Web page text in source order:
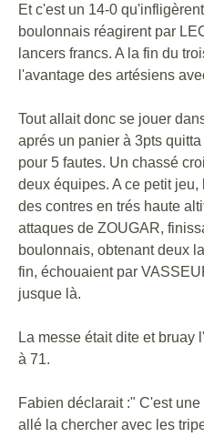
Et c'est un 14-0
boulonnais réagirent par
lancers francs. A la fin du
l'avantage des artésiens
Tout allait donc se jouer
aprés un panier à 3pts
pour 5 fautes. Un chassé
deux équipes. A ce petit
des contres en trés haute
attaques de ZOUGAR,
boulonnais, obtenant deux
fin, échouaient par
jusque là.
La messe était dite et bruay
à 71.
Fabien déclarait :" C'est
allé la chercher avec les